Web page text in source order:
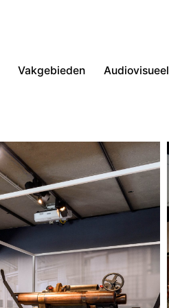
Vakgebieden Audiovisueel